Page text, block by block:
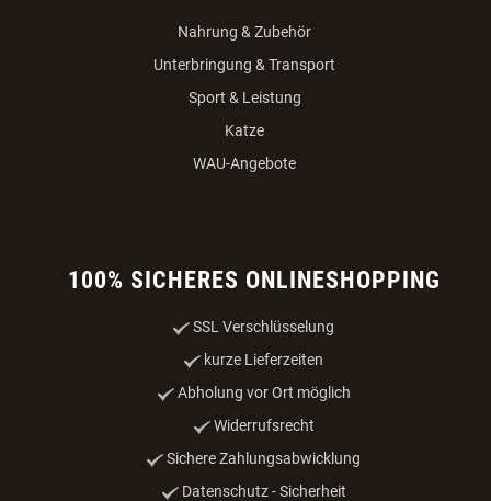
Nahrung & Zubehör
Unterbringung & Transport
Sport & Leistung
Katze
WAU-Angebote
100% SICHERES ONLINESHOPPING
SSL Verschlüsselung
kurze Lieferzeiten
Abholung vor Ort möglich
Widerrufsrecht
Sichere Zahlungsabwicklung
Datenschutz - Sicherheit